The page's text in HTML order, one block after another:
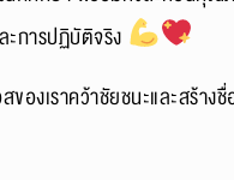
การปฏิบัติจริง
องเราคว้าชัยชนะและสร้างชื่